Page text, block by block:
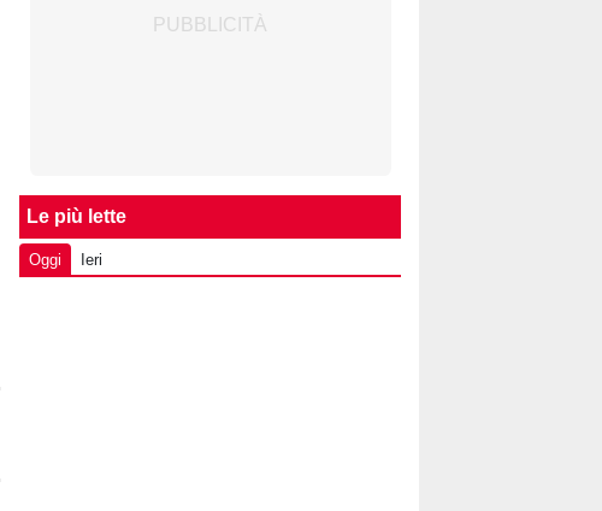
Le più lette
Oggi Ieri